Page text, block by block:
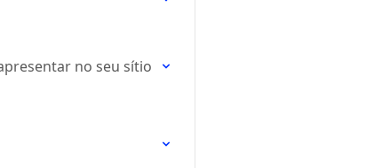
no seu sítio